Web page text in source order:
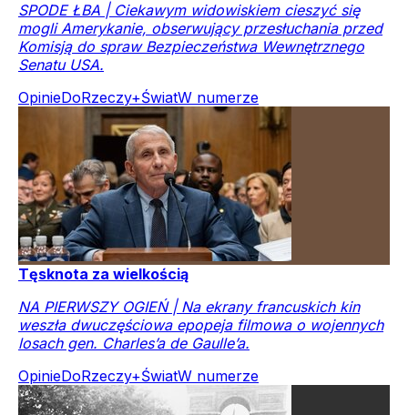
SPODE ŁBA | Ciekawym widowiskiem cieszyć się
mogli Amerykanie, obserwujący przesłuchania przed
Komisją do spraw Bezpieczeństwa Wewnętrznego
Senatu USA.
OpinieDoRzeczy+ŚwiatW numerze
Tęsknota za wielkością
NA PIERWSZY OGIEŃ | Na ekrany francuskich kin
weszła dwuczęściowa epopeja filmowa o wojennych
losach gen. Charles’a de Gaulle’a.
OpinieDoRzeczy+ŚwiatW numerze